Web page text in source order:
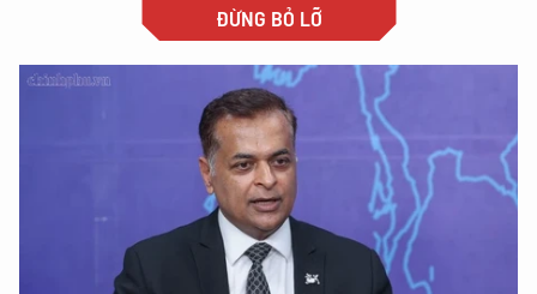
ĐỪNG BỎ LỠ